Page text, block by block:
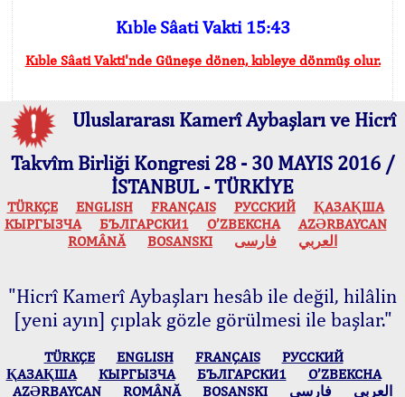
Kıble Sâati Vakti 15:43
Kıble Sâati Vakti'nde Güneşe dönen, kıbleye dönmüş olur.
Uluslararası Kamerî Aybaşları ve Hicrî
Takvîm Birliği Kongresi 28 - 30 MAYIS 2016 /
İSTANBUL - TÜRKİYE
TÜRKÇE ENGLISH FRANÇAIS РУССКИЙ
ҚАЗАҚША
КЫPГЫЗЧA
БЪЛГАРСКИ1 O’ZBEKCHA
AZӘRBAYCAN
ROMÂNĂ
BOSANSKI العربي فارسی
"Hicrî Kamerî Aybaşları hesâb ile değil, hilâlin
[yeni ayın] çıplak gözle görülmesi ile başlar."
TÜRKÇE ENGLISH FRANÇAIS
РУССКИЙ
ҚАЗАҚША
КЫPГЫЗЧA БЪЛГАРСКИ1
O’ZBEKCHA
AZӘRBAYCAN
ROMÂNĂ BOSANSKI العربي فارسی